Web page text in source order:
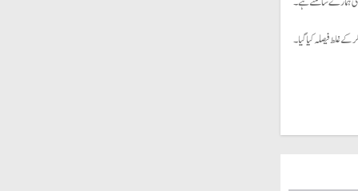
غلط فیصلہ کیا گیا۔